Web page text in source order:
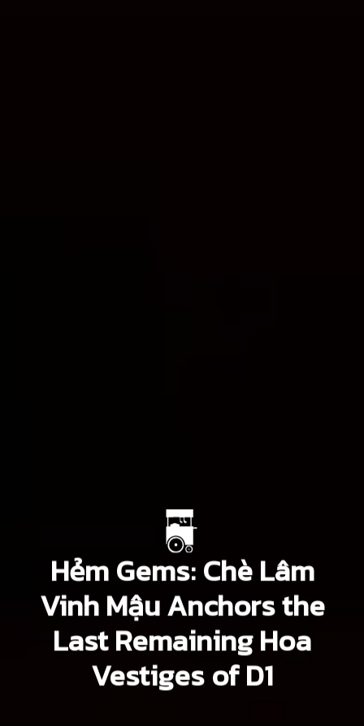
Hẻm Gems: Chè Lâm
Vinh Mậu Anchors the
Last Remaining Hoa
Vestiges of D1